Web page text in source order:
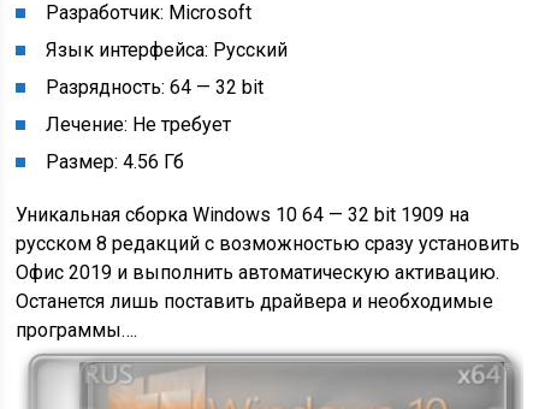
Разработчик: Microsoft
Язык интерфейса: Русский
Разрядность: 64 — 32 bit
Лечение: Не требует
Размер: 4.56 Гб
Уникальная сборка Windows 10 64 — 32 bit 1909 на
русском 8 редакций с возможностью сразу установить
Офис 2019 и выполнить автоматическую активацию.
Останется лишь поставить драйвера и необходимые
программы….